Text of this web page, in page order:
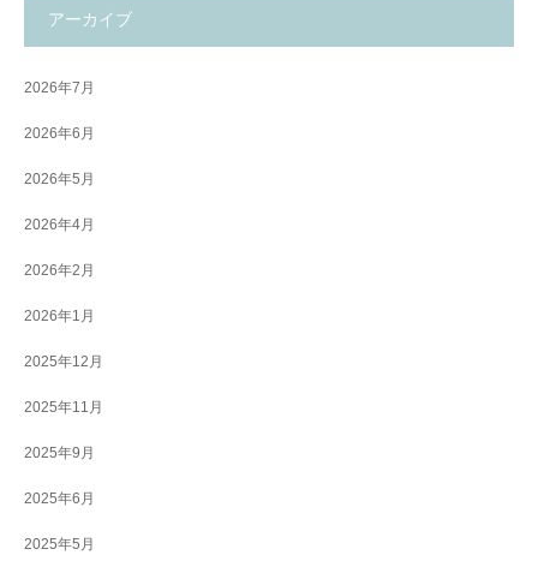
アーカイブ
2026年7月
2026年6月
2026年5月
2026年4月
2026年2月
2026年1月
2025年12月
2025年11月
2025年9月
2025年6月
2025年5月